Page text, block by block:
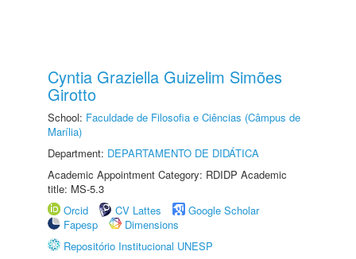
Cyntia Graziella Guizelim Simões
Girotto
School: Faculdade de Filosofia e Ciências (Câmpus de
Marília)
Department: DEPARTAMENTO DE DIDÁTICA
Academic Appointment Category: RDIDP Academic
title: MS-5.3
Orcid
CV Lattes
Google Scholar
Fapesp
Dimensions
Repositório Institucional UNESP